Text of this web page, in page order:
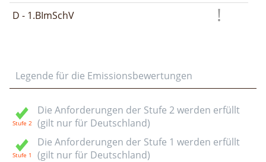
D - 1.BImSchV
Legende für die Emissionsbewertungen
Die Anforderungen der Stufe 2 werden erfüllt
(gilt nur für Deutschland)
Die Anforderungen der Stufe 1 werden erfüllt
(gilt nur für Deutschland)